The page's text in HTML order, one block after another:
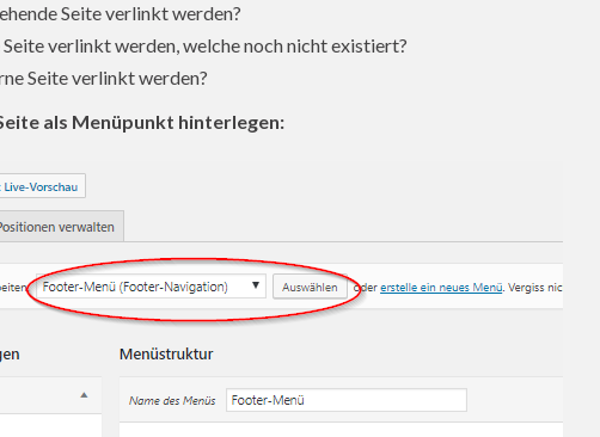
Seite verlinkt werden?
Seite verlinkt werden, welche noch nicht existiert?
Seite verlinkt werden?
als Menüpunkt hinterlegen: